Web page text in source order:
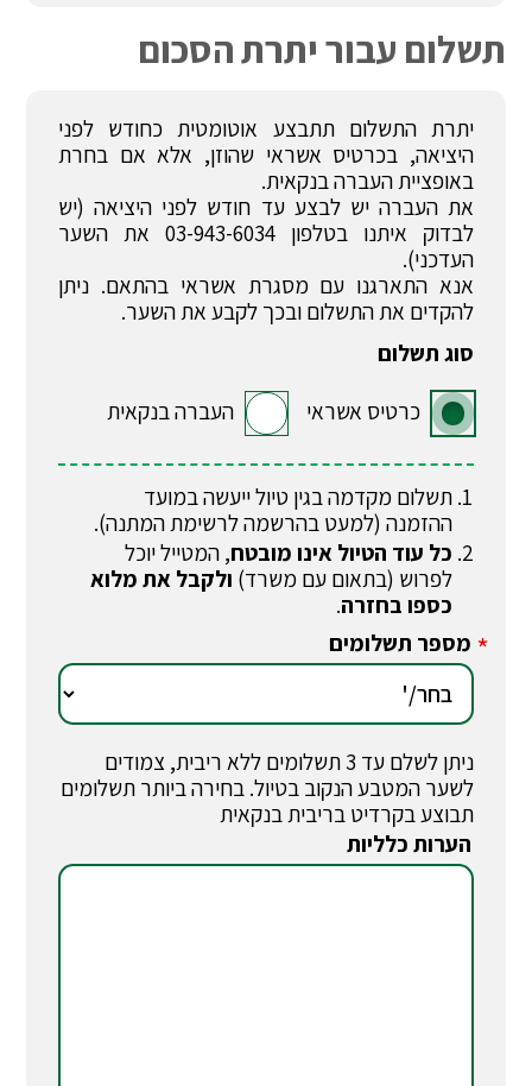
תשלום עבור יתרת הסכום
יתרת התשלום תתבצע אוטומטית כחודש לפני
היציאה, בכרטיס אשראי שהוזן, אלא אם בחרת
באופציית העברה בנקאית.
את העברה יש לבצע עד חודש לפני היציאה (יש
לבדוק איתנו בטלפון 03-943-6034 את השער
העדכני).
אנא התארגנו עם מסגרת אשראי בהתאם. ניתן
להקדים את התשלום ובכך לקבע את השער.
סוג תשלום
כרטיס אשראי
העברה בנקאית
תשלום מקדמה בגין טיול ייעשה במועד
ההזמנה (למעט בהרשמה לרשימת המתנה).
כל עוד הטיול אינו מובטח, המטייל יוכל
לפרוש (בתאום עם משרד) ולקבל את מלוא
כספו בחזרה.
* מספר תשלומים
ניתן לשלם עד 3 תשלומים ללא ריבית, צמודים
לשער המטבע הנקוב בטיול. בחירה ביותר תשלומים
תבוצע בקרדיט בריבית בנקאית
הערות כלליות